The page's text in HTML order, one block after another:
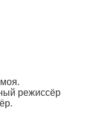
режиссёр